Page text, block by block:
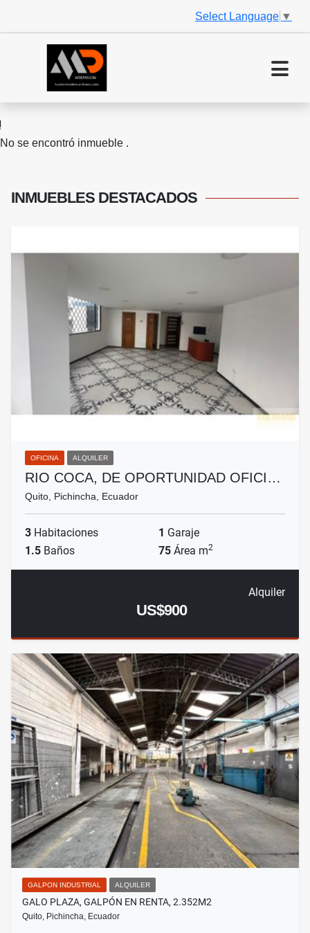
Select Language ▼
No se encontró inmueble .
INMUEBLES DESTACADOS
OFICINA ALQUILER
RIO COCA, DE OPORTUNIDAD OFICI…
Quito, Pichincha, Ecuador
3 Habitaciones 1 Garaje
1.5 Baños 75 Área m2
Alquiler
US$900
GALPON INDUSTRIAL ALQUILER
GALO PLAZA, GALPÓN EN RENTA, 2.352M2
Quito, Pichincha, Ecuador